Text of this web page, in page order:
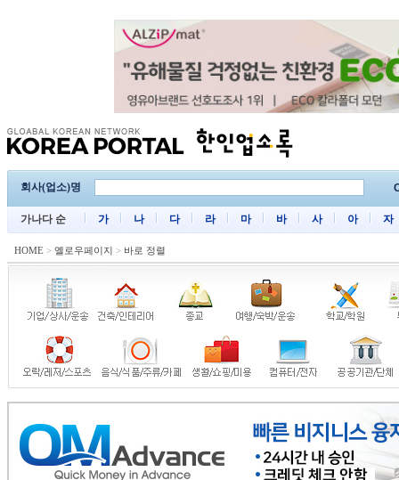
회사(업소)명
가나다 순 가 나 다 라 마 바 사 아 자
HOME > 옐로우페이지 > 바로 정렬